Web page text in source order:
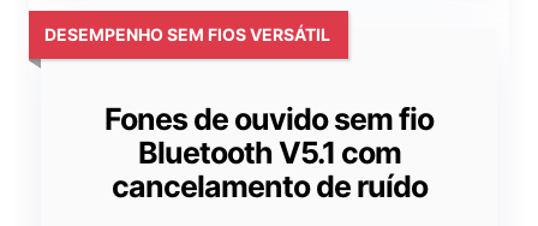
Fones de ouvido sem fio
Bluetooth V5.1 com
cancelamento de ruído
DESEMPENHO SEM FIOS VERSÁTIL